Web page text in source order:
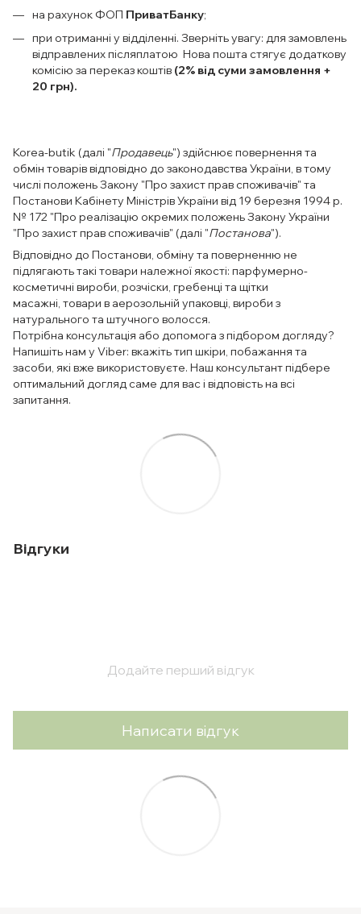
на рахунок ФОП ПриватБанку;
при отриманні у відділенні. Зверніть увагу: для замовлень
відправлених післяплатою Нова пошта стягує додаткову
комісію за переказ коштів (2% від суми замовлення +
20 грн).
Korea-butik (далі "Продавець") здійснює повернення та
обмін товарів відповідно до законодавства України, в тому
числі положень Закону "Про захист прав споживачів" та
Постанови Кабінету Міністрів України від 19 березня 1994 р.
№ 172 "Про реалізацію окремих положень Закону України
"Про захист прав споживачів" (далі "Постанова").
Відповідно до Постанови, обміну та поверненню не
підлягають такі товари належної якості: парфумерно-
косметичні вироби, розчіски, гребенці та щітки
масажні, товари в аерозольній упаковці, вироби з
натурального та штучного волосся.
Потрібна консультація або допомога з підбором догляду?
Напишіть нам у Viber: вкажіть тип шкіри, побажання та
засоби, які вже використовуєте. Наш консультант підбере
оптимальний догляд саме для вас і відповість на всі
запитання.
Відгуки
Додайте перший відгук
Написати відгук